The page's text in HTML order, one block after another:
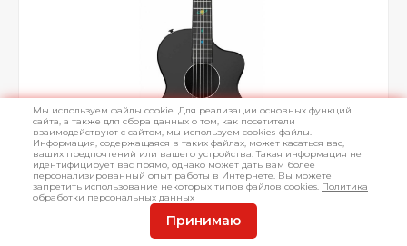
Мы используем файлы cookie. Для реализации основных функций
сайта, а также для сбора данных о том, как посетители
взаимодействуют с сайтом, мы используем cookies-файлы.
Информация, содержащаяся в таких файлах, может касаться вас,
ваших предпочтений или вашего устройства. Такая информация не
идентифицирует вас прямо, однако может дать вам более
персонализированный опыт работы в Интернете. Вы можете
запретить использование некоторых типов файлов cookies. Политика
обработки персональных данных
Принимаю